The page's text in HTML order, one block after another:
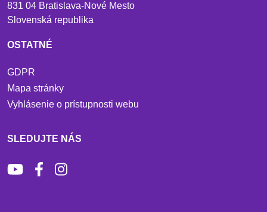
831 04 Bratislava-Nové Mesto
Slovenská republika
OSTATNÉ
GDPR
Mapa stránky
Vyhlásenie o prístupnosti webu
SLEDUJTE NÁS